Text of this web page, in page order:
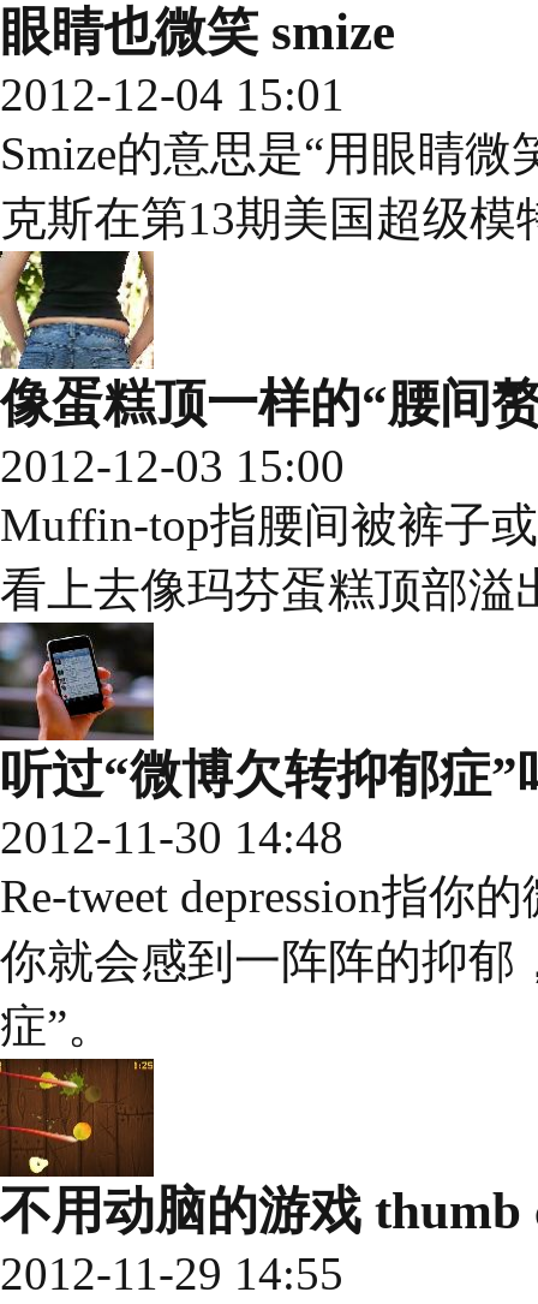
眼睛也微笑 smize
2012-12-04 15:01
Smize的意思是“用眼睛
克斯在第13期美国超级
像蛋糕顶一样的“腰间
2012-12-03 15:00
Muffin-top指腰间被裤子
看上去像玛芬蛋糕顶部溢
听过“微博欠转抑郁症”
2012-11-30 14:48
Re-tweet depression指你
你就会感到一阵阵的抑郁
症”。
不用动脑的游戏 thumb
2012-11-29 14:55